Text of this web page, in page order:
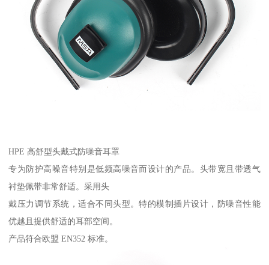
HPE 高舒型头戴式防噪音耳罩
专为防护高噪音特别是低频高噪音而设计的产品。头带宽且带透气
衬垫佩带非常舒适。采用头
戴压力调节系统，适合不同头型。特的模制插片设计，防噪音性能
优越且提供舒适的耳部空间。
产品符合欧盟 EN352 标准。